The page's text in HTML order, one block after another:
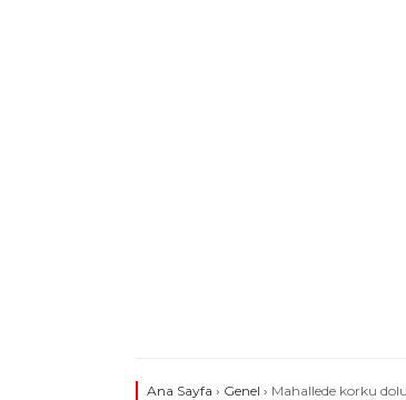
Ana Sayfa › Genel › Mahallede korku